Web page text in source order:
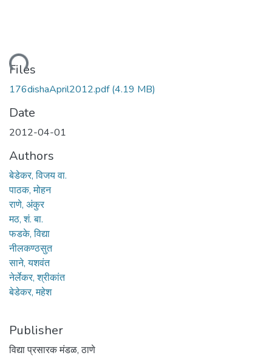
Files
176dishaApril2012.pdf(4.19 MB)
Date
2012-04-01
Authors
बेडेकर, विजय वा.
पाठक, मोहन
राणे, अंकुर
मठ, शं. बा.
फडके, विद्या
नीलकण्ठसुत
साने, यशवंत
नेर्लेकर, श्रीकांत
बेडेकर, महेश
Publisher
विद्या प्रसारक मंडळ, ठाणे